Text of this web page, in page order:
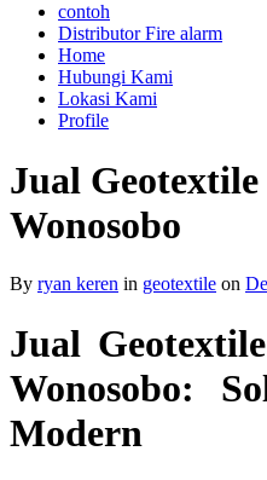
contoh
Distributor Fire alarm
Home
Hubungi Kami
Lokasi Kami
Profile
Jual
Wonosobo
By ryan keren in geotextile on
Jual
Wonosobo:
Modern